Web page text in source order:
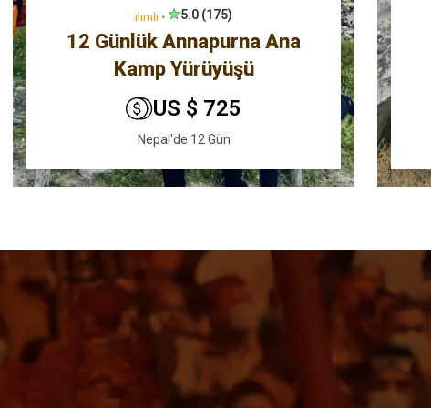
ılımlı • 5.0 (175)
12 Günlük Annapurna Ana
Kamp Yürüyüşü
US $ 725
Nepal'de 12 Gün